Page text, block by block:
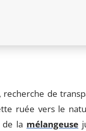
de
ruée vers le
de la mélangeuse